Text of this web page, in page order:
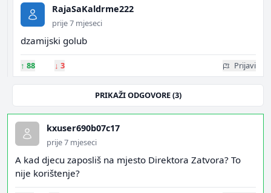
RajaSaKaldrme222
prije 7 mjeseci
dzamijski golub
↑ 88 ↓ 3 Prijavi
PRIKAŽI ODGOVORE (3)
kxuser690b07c17
prije 7 mjeseci
A kad djecu zaposliš na mjesto Direktora Zatvora? To
nije korištenje?